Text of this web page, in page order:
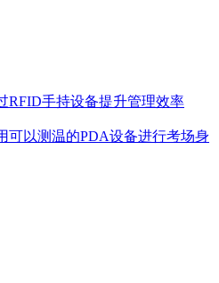
RFID手持设备提升管理效率
可以测温的PDA设备进行考场身